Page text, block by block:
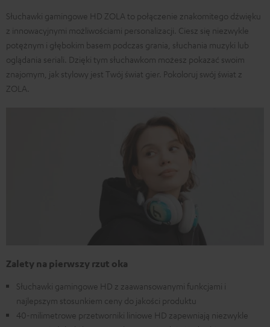
Słuchawki gamingowe HD ZOLA to połączenie znakomitego dźwięku
z innowacyjnymi możliwościami personalizacji. Ciesz się niezwykle
potężnym i głębokim basem podczas grania, słuchania muzyki lub
oglądania seriali. Dzięki tym słuchawkom możesz pokazać swoim
znajomym, jak stylowy jest Twój świat gier. Pokoloruj swój świat z
ZOLA.
Zalety na pierwszy rzut oka
Słuchawki gamingowe HD z zaawansowanymi funkcjami i
najlepszym stosunkiem ceny do jakości produktu
40-milimetrowe przetworniki liniowe HD zapewniają niezwykle